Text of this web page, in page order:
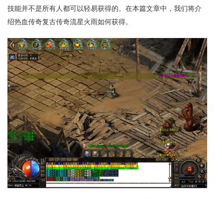
技能并不是所有人都可以轻易获得的。在本篇文章中，我们将介
绍热血传奇复古传奇流星火雨如何获得。